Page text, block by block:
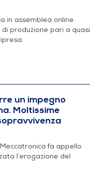
in assemblea online.
produzione pari a quasi
un impegno
Moltissime
fa appello
l’erogazione del